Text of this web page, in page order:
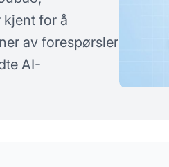
kjent for å
av forespørsler
AI-